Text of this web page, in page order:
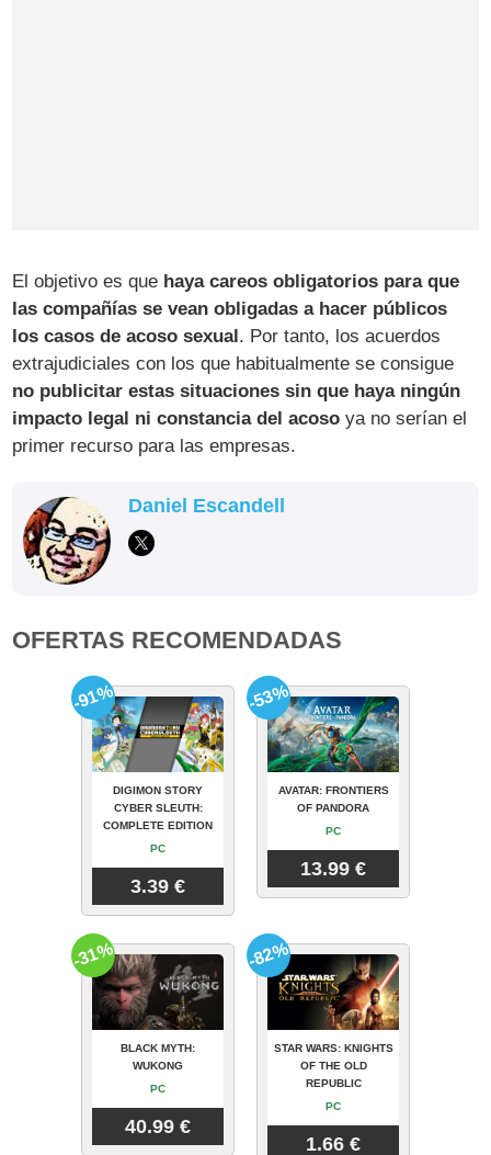
El objetivo es que haya careos obligatorios para que
las compañías se vean obligadas a hacer públicos
los casos de acoso sexual. Por tanto, los acuerdos
extrajudiciales con los que habitualmente se consigue
no publicitar estas situaciones sin que haya ningún
impacto legal ni constancia del acoso ya no serían el
primer recurso para las empresas.
Daniel Escandell
OFERTAS RECOMENDADAS
DIGIMON STORY
CYBER SLEUTH:
COMPLETE EDITION
PC
3.39 €
-91%
AVATAR: FRONTIERS
OF PANDORA
PC
13.99 €
-53%
BLACK MYTH:
WUKONG
PC
40.99 €
-31%
STAR WARS: KNIGHTS
OF THE OLD
REPUBLIC
PC
1.66 €
-82%